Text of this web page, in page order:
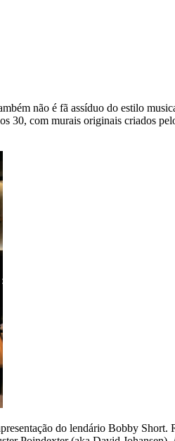
não é fã assíduo do estilo
30, com murais originais criados
do lendário Bobby Short.